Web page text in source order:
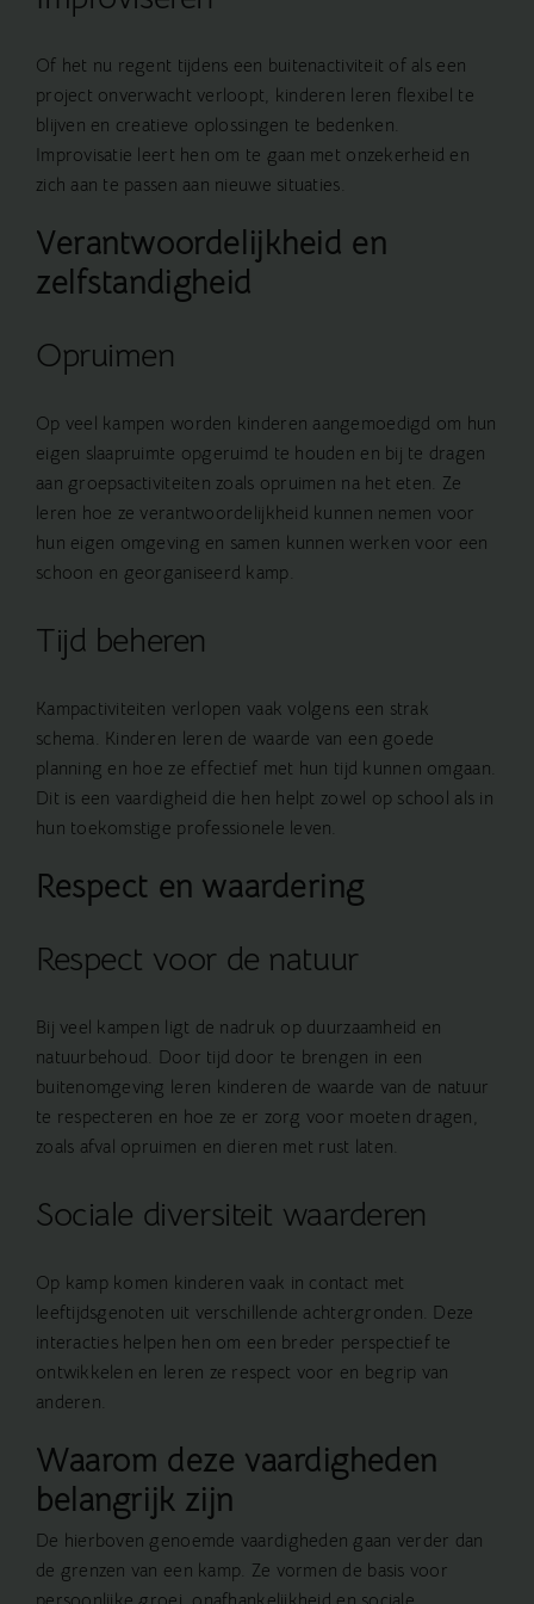
Of het nu regent tijdens een buitenactiviteit of als een
project onverwacht verloopt, kinderen leren flexibel te
blijven en creatieve oplossingen te bedenken.
Improvisatie leert hen om te gaan met onzekerheid en
zich aan te passen aan nieuwe situaties.
Verantwoordelijkheid en
zelfstandigheid
Opruimen
Op veel kampen worden kinderen aangemoedigd om hun
eigen slaapruimte opgeruimd te houden en bij te dragen
aan groepsactiviteiten zoals opruimen na het eten. Ze
leren hoe ze verantwoordelijkheid kunnen nemen voor
hun eigen omgeving en samen kunnen werken voor een
schoon en georganiseerd kamp.
Tijd beheren
Kampactiviteiten verlopen vaak volgens een strak
schema. Kinderen leren de waarde van een goede
planning en hoe ze effectief met hun tijd kunnen omgaan.
Dit is een vaardigheid die hen helpt zowel op school als in
hun toekomstige professionele leven.
Respect en waardering
Respect voor de natuur
Bij veel kampen ligt de nadruk op duurzaamheid en
natuurbehoud. Door tijd door te brengen in een
buitenomgeving leren kinderen de waarde van de natuur
te respecteren en hoe ze er zorg voor moeten dragen,
zoals afval opruimen en dieren met rust laten.
Sociale diversiteit waarderen
Op kamp komen kinderen vaak in contact met
leeftijdsgenoten uit verschillende achtergronden. Deze
interacties helpen hen om een breder perspectief te
ontwikkelen en leren ze respect voor en begrip van
anderen.
Waarom deze vaardigheden
belangrijk zijn
De hierboven genoemde vaardigheden gaan verder dan
de grenzen van een kamp. Ze vormen de basis voor